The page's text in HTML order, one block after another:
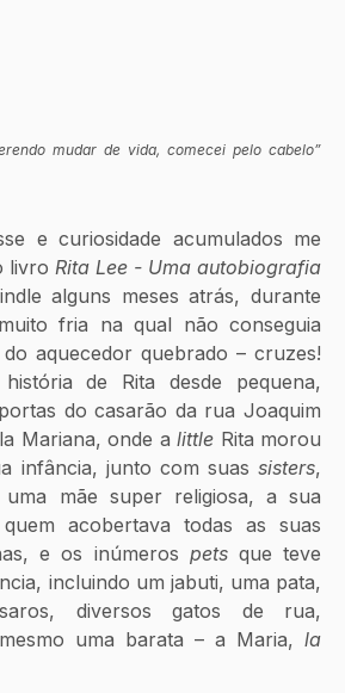
mudar de vida, comecei pelo cabelo”
e curiosidade acumulados me
livro Rita Lee - Uma autobiografia
alguns meses atrás, durante
fria na qual não conseguia
aquecedor quebrado – cruzes!
de Rita desde pequena,
do casarão da rua Joaquim
Mariana, onde a little Rita morou
infância, junto com suas sisters,
mãe super religiosa, a sua
acobertava todas as suas
e os inúmeros pets que teve
incluindo um jabuti, uma pata,
diversos gatos de rua,
uma barata – a Maria, la